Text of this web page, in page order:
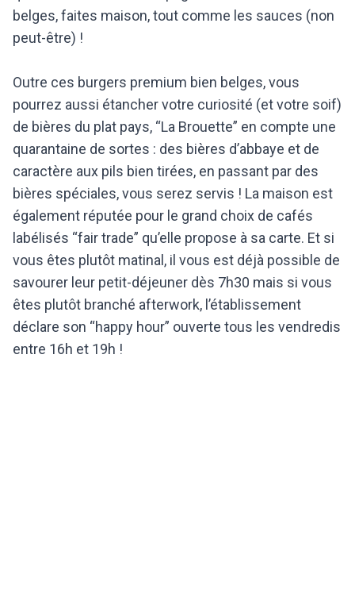
belges, faites maison, tout comme les sauces (non
peut-être) !
Outre ces burgers premium bien belges, vous
pourrez aussi étancher votre curiosité (et votre soif)
de bières du plat pays, “La Brouette” en compte une
quarantaine de sortes : des bières d’abbaye et de
caractère aux pils bien tirées, en passant par des
bières spéciales, vous serez servis ! La maison est
également réputée pour le grand choix de cafés
labélisés “fair trade” qu’elle propose à sa carte. Et si
vous êtes plutôt matinal, il vous est déjà possible de
savourer leur petit-déjeuner dès 7h30 mais si vous
êtes plutôt branché afterwork, l’établissement
déclare son “happy hour” ouverte tous les vendredis
entre 16h et 19h !